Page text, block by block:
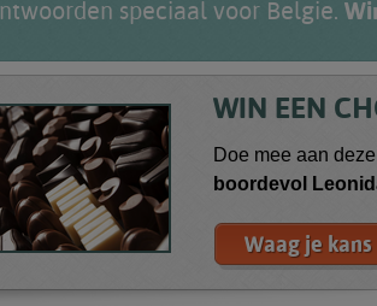
speciaal voor Belgie.
WIN EEN
Doe mee aan
boordevol
Waag je kans